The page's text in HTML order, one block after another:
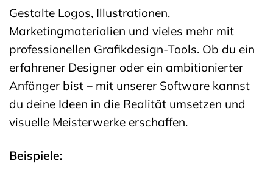
Gestalte Logos, Illustrationen,
Marketingmaterialien und vieles mehr mit
professionellen Grafikdesign-Tools. Ob du ein
erfahrener Designer oder ein ambitionierter
Anfänger bist – mit unserer Software kannst
du deine Ideen in die Realität umsetzen und
visuelle Meisterwerke erschaffen.
Beispiele: